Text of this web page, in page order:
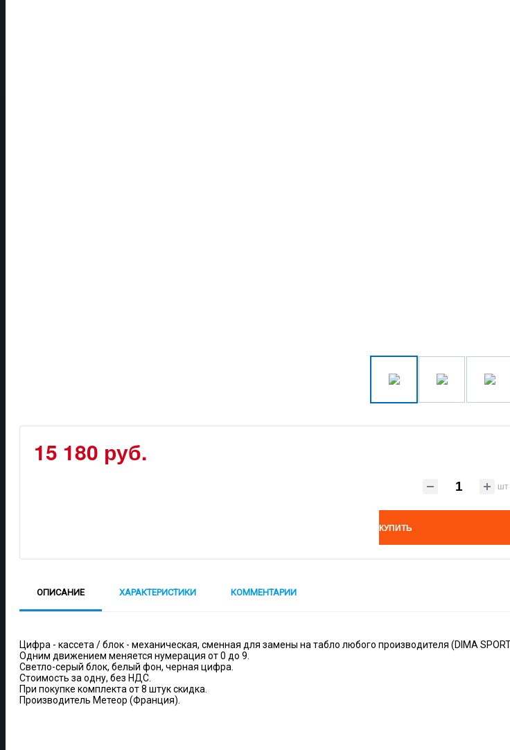
15 180 руб.
шт
КУПИТЬ
ОПИСАНИЕ ХАРАКТЕРИСТИКИ КОММЕНТАРИИ
Цифра - кассета / блок - механическая, сменная для замены на табло любого производителя (DIMA SPORT,
Одним движением меняется нумерация от 0 до 9.
Светло-серый блок, белый фон, черная цифра.
Стоимость за одну, без НДС.
При покупке комплекта от 8 штук скидка.
Производитель Метеор (Франция).